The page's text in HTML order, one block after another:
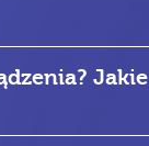
Jakie